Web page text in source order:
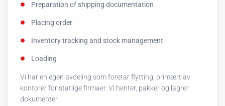
Preparation of shipping documentation
Placing order
Inventory tracking and stock management
Loading
Vi har en egen avdeling som foretar flytting, primært av
kontorer for statlige firmaer. Vi henter, pakker og lagrer
dokumenter.